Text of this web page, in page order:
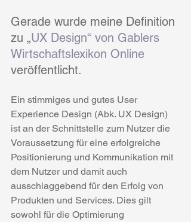
Gerade wurde meine Definition
zu „UX Design“ von Gablers
Wirtschaftslexikon Online
veröffentlicht.
Ein stimmiges und gutes User
Experience Design (Abk. UX Design)
ist an der Schnittstelle zum Nutzer die
Voraussetzung für eine erfolgreiche
Positionierung und Kommunikation mit
dem Nutzer und damit auch
ausschlaggebend für den Erfolg von
Produkten und Services. Dies gilt
sowohl für die Optimierung